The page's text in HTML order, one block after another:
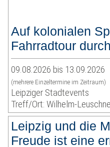
Auf kolonialen
Fahrradtour
09.08.2026 bis 13.09.2026
(mehrere Einzeltermine im Zeitraum)
Leipziger Stadtevents
Treff/Ort: Wilhelm-
Leipzig und die
Freude ist eine